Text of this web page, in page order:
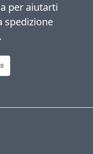
per aiutarti
spedizione